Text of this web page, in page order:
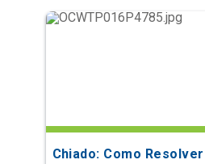
Chiado: Como